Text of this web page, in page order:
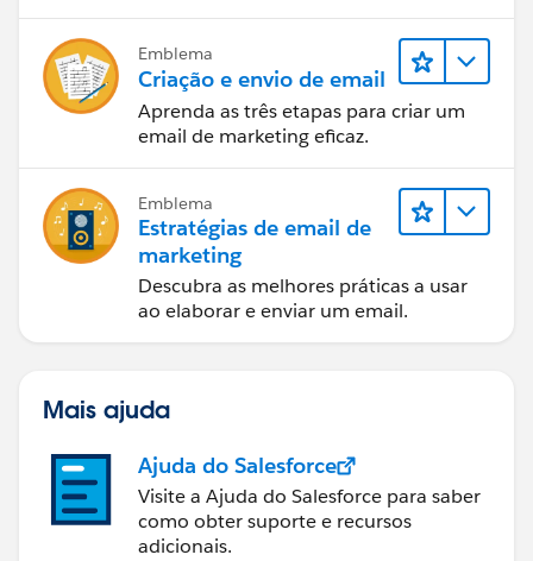
Emblema
Criação e envio de email
Aprenda as três etapas para criar um
email de marketing eficaz.
Emblema
Estratégias de email de
marketing
Descubra as melhores práticas a usar
ao elaborar e enviar um email.
Mais ajuda
Ajuda do Salesforce
Visite a Ajuda do Salesforce para saber
como obter suporte e recursos
adicionais.